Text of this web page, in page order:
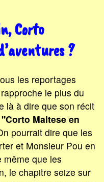
Corto
?
les reportages
le plus du
là à dire que son récit
"Corto Maltese en
pourrait dire que les
et Monsieur Pou en
même que les
le chapitre seize sur